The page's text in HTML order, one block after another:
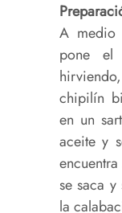
A medio
pone el
chipilín
en un
aceite y
se saca
la